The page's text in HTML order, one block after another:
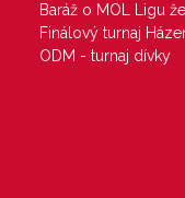
Baráž o MOL Ligu
Finálový turnaj
ODM - turnaj dívky